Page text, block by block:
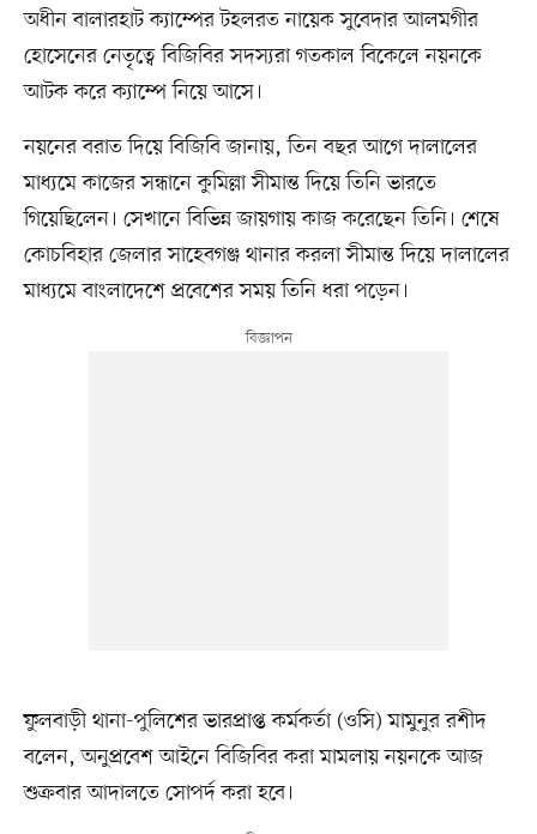
অধীন বালারহাট ক্যাম্পের টহলরত নায়েক সুবেদার আলমগীর
হোসেনের নেতৃত্বে বিজিবির সদস্যরা গতকাল বিকেলে নয়নকে
আটক করে ক্যাম্পে নিয়ে আসে।
নয়নের বরাত দিয়ে বিজিবি জানায়, তিন বছর আগে দালালের
মাধ্যমে কাজের সন্ধানে কুমিল্লা সীমান্ত দিয়ে তিনি ভারতে
গিয়েছিলেন। সেখানে বিভিন্ন জায়গায় কাজ করেছেন তিনি। শেষে
কোচবিহার জেলার সাহেবগঞ্জ থানার করলা সীমান্ত দিয়ে দালালের
মাধ্যমে বাংলাদেশে প্রবেশের সময় তিনি ধরা পড়েন।
ফুলবাড়ী থানা-পুলিশের ভারপ্রাপ্ত কর্মকর্তা (ওসি) মামুনুর রশীদ
বলেন, অনুপ্রবেশ আইনে বিজিবির করা মামলায় নয়নকে আজ
শুক্রবার আদালতে সোপর্দ করা হবে।